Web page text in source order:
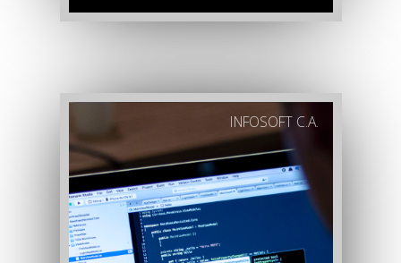
INFOSOFT C.A.